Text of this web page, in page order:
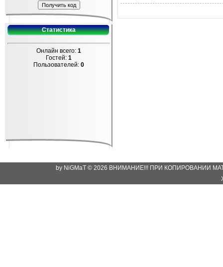
Статистика
Онлайн всего: 1
Гостей: 1
Пользователей: 0
by NiGMaT © 2026 ВНИМАНИЕ!!! ПРИ КОПИРОВАНИИ